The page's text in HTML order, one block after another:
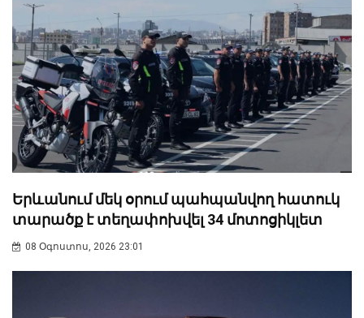
Երևանում մեկ օրում պահպանվող հատուկ
տարածք է տեղափոխվել 34 մոտոցիկլետ
08 Օգոստոս, 2026 23:01